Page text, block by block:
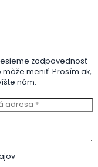
zodpovednosť
meniť. Prosím ak,
nám.